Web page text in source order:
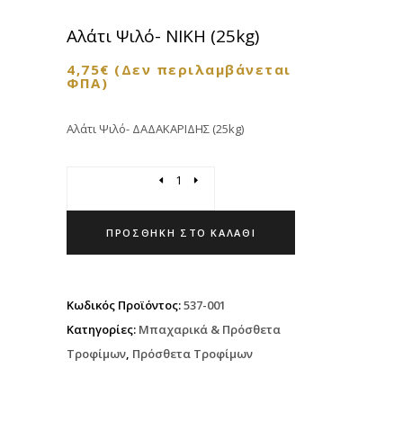
Αλάτι Ψιλό- ΝΙΚΗ (25kg)
4,75€ (Δεν περιλαμβάνεται
ΦΠΑ)
Αλάτι Ψιλό- ΔΑΔΑΚΑΡΙΔΗΣ (25kg)
ΠΡΟΣΘΉΚΗ ΣΤΟ ΚΑΛΆΘΙ
Κωδικός Προϊόντος:537-001
Κατηγορίες: Μπαχαρικά & Πρόσθετα
Τροφίμων, Πρόσθετα Τροφίμων